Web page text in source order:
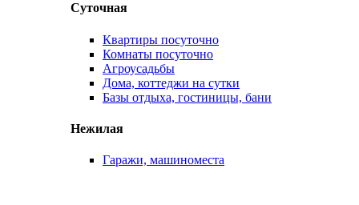
Суточная
Квартиры посуточно
Комнаты посуточно
Агроусадьбы
Дома, коттеджи на сутки
Базы отдыха, гостиницы, бани
Нежилая
Гаражи, машиноместа